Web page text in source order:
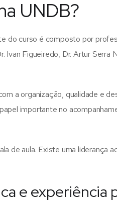
UNDB?
do curso é composto por
Figueiredo, Dr. Artur Serra
a organização, qualidade e
importante no
de aula. Existe uma liderança
e experiência